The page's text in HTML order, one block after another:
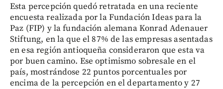
Esta percepción quedó retratada en una reciente
encuesta realizada por la Fundación Ideas para la
Paz (FIP) y la fundación alemana Konrad Adenauer
Stiftung, en la que el 87% de las empresas asentadas
en esa región antioqueña consideraron que esta va
por buen camino. Ese optimismo sobresale en el
país, mostrándose 22 puntos porcentuales por
encima de la percepción en el departamento y 27